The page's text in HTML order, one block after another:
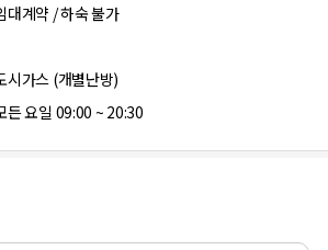
대계약 / 하숙 불가
시가스 (개별난방)
든 요일 09:00 ~ 20:30